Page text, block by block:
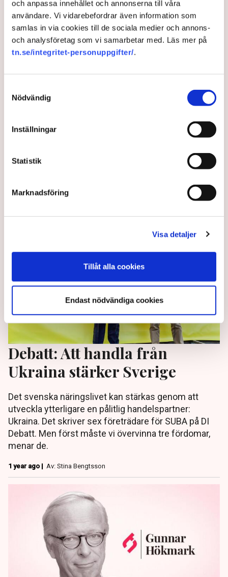
och anpassa innehållet och annonserna till våra
användare. Vi vidarebefordrar även information som
samlas in via cookies till de sociala medier och annons-
och analysföretag som vi samarbetar med. Läs mer på
tn.se/integritet-personuppgifter/.
Nödvändig
Inställningar
Statistik
Marknadsföring
Visa detaljer
Tillåt alla cookies
Endast nödvändiga cookies
Debatt: Frihandeln är hotad –
Sverige kan visa vägen
Sverige chansen gå i täten för frihandeln, skriver
Debatt: Att handla från
Ukraina stärker Sverige
Det svenska näringslivet kan stärkas genom att
utveckla ytterligare en pålitlig handelspartner:
Ukraina. Det skriver sex företrädare för SUBA på DI
Debatt. Men först måste vi övervinna tre fördomar,
menar de.
1 year ago | Av: Stina Bengtsson